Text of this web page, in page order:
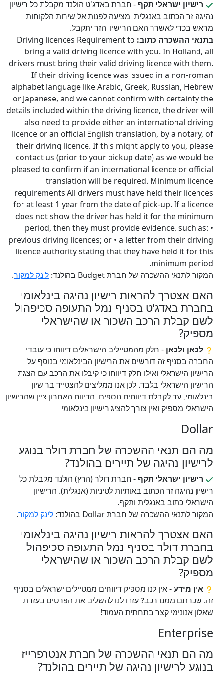
רישיון ישראלי תקף - חברת באדג'ט הולנד מקבלת כל רישיון
נהיגה זר הכתוב באנגלית ומציעה לפנות אל שירות הלקוחות
מראש בכדי לאשרר האם הרישיון הזר יתקבל.
בתנאי ההשכרה כתוב: Driving licences Requirement to
bring a valid driving licence with you. In Holland, all
drivers must bring their valid driving licence with them.
If their driving licence was issued in a non-roman
alphabet language like Arabic, Greek, Russian, Hebrew
or Japanese, and we cannot confirm with certainty the
details included within the driving licence, the driver will
also need to provide either an international driving
licence or an official English translation, by a notary, of
their driving licence. If this might apply to you, please
contact us (prior to your pickup date) as we would be
pleased to confirm if an international licence or official
translation will be required. Minimum licence
requirements All drivers must have held their licences
for at least 1 year from the date of pick-up. If a licence
does not show the driver has held it for the minimum
period, then they must provide evidence, such as: •
previous driving licences; or • a letter from their driving
licence authority stating that they have held it for this
minimum period.
המקור לתנאי ההשכרה של חברת Budget בהולנד:
לינק למקור.
האם אצטרך להראות רישיון נהיגה בינלאומי
בחברת באדג'ט בסניף נמל התעופה סכיפהול
לשם קבלת הרכב השכור או שהישראלי
מספיק?
לכאן ולכאן - חלק מהמטיילים הישראלים דיווחו כי עובדי
החברה בסניף זה דורשים את הרישיון הבינלאומי בנוסף על
הרישיון הישראלי ואילו חלק דיווחו כי קיבלו את הרכב עם הצגת
הרישיון הישראלי בלבד. לכן אנו ממליצים להצטייד ברישיון
בינלאומי, עד לקבלת דיווחים נוספים. הדיווח האחרון ציין שהרישיון
הישראלי מספיק ואין צורך להציג רישיון בינלאומי
Dollar
מה הם תנאי ההשכרה של חברת דולר בנוגע
לרישיון נהיגה של תיירים בהולנד?
רישיון ישראלי תקף - חברת דולר (הרץ) הולנד מקבלת כל
רישיון נהיגה זר הכתוב באותיות לטיניות (אנגלית). הרישיון
הישראלי כתוב באנגלית ותקף.
המקור לתנאי ההשכרה של חברת Dollar בהולנד:
לינק למקור.
האם אצטרך להראות רישיון נהיגה בינלאומי
בחברת דולר בסניף נמל התעופה סכיפהול
לשם קבלת הרכב השכור או שהישראלי
מספיק?
אין מידע- אין לנו מספיק דיווחים ממטיילים ישראלים בסניף
זה. שכרתם ממנו רכב? עזרו לנו להשלים את הפרטים בעזרת
שאלון אנונימי קצר בתחתית העמוד!
Enterprise
מה הם תנאי ההשכרה של חברת אנטרפרייז
בנוגע לרישיון נהיגה של תיירים בהולנד?